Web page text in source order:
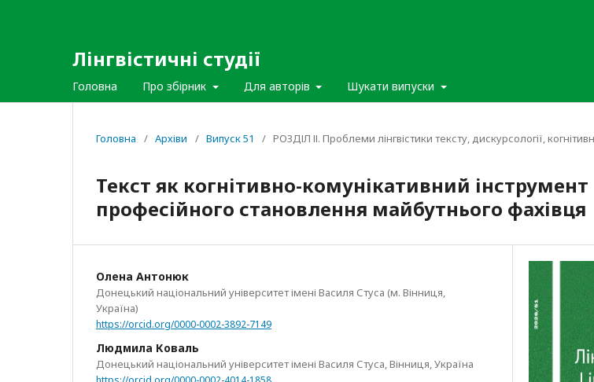
Лінгвістичні студії
Головна Про збірник Для авторів Шукати випуски
Головна / Архіви / Випуск 51 / РОЗДІЛ ІІ. Проблеми лінгвістики тексту, дискурсології,
Текст як когнітивно-комунікативний інструмент
професійного становлення майбутнього фахівця
Олена Антонюк
Донецький національний університет імені Василя Стуса (м. Вінниця,
Україна)
https://orcid.org/0000-0002-3892-7149
Людмила Коваль
Донецький національний університет імені Василя Стуса, Вінниця, Україна